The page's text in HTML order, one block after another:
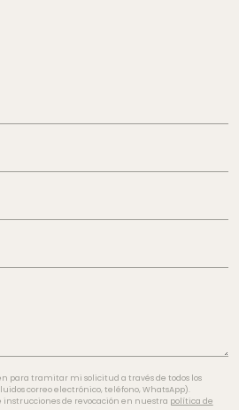
para tramitar mi solicitud a través de todos los
correo electrónico, teléfono, WhatsApp).
de revocación en nuestra política de